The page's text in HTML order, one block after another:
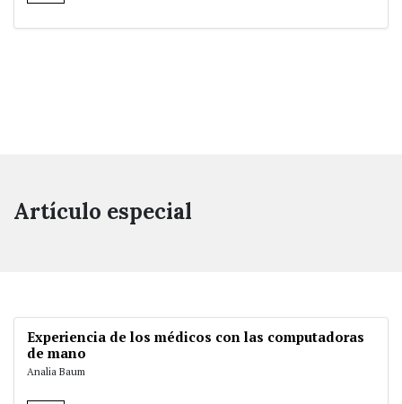
Artículo especial
Experiencia de los médicos con las computadoras
de mano
Analia Baum